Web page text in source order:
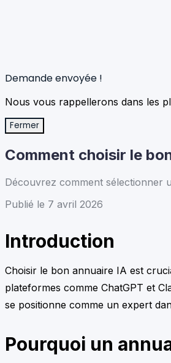
Demande envoyée !
Nous vous rappellerons dans les
Fermer
Comment choisir le
Découvrez comment sélectionner
Publié le 7 avril 2026
Introduction
Choisir le bon annuaire IA est
plateformes comme ChatGPT et
se positionne comme un expert
Pourquoi un